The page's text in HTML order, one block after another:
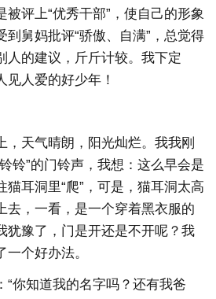
评上“优秀干部”，使自己的形象
到舅妈批评“骄傲、自满”，总觉得
人的建议，斤斤计较。我下定
见人爱的好少年！
，天气晴朗，阳光灿烂。我我刚
铃”的门铃声，我想：这么早会是
猫耳洞里“爬”，可是，猫耳洞太高
去，一看，是一个穿着黑衣服的
犹豫了，门是开还是不开呢？我
个好办法。
“你知道我的名字吗？还有我爸